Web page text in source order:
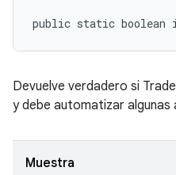
public static boolean
Devuelve verdadero si
y debe automatizar algunas
Muestra